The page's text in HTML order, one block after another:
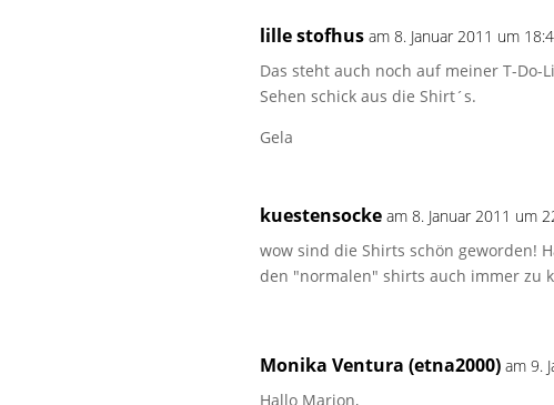
lille stofhus am 8. Januar 2011 um
Das steht auch noch auf meiner T-Do-
Sehen schick aus die Shirt´s.
Gela
kuestensocke am 8. Januar 2011 um
wow sind die Shirts schön geworden!
den "normalen" shirts auch immer zu
Monika Ventura (etna2000) am 9.
Hallo Marion,